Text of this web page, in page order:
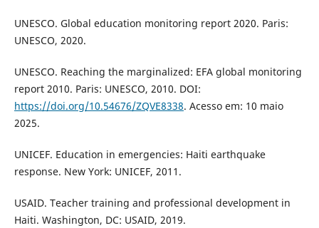
UNESCO. Global education monitoring report 2020. Paris:
UNESCO, 2020.
UNESCO. Reaching the marginalized: EFA global monitoring
report 2010. Paris: UNESCO, 2010. DOI:
https://doi.org/10.54676/ZQVE8338. Acesso em: 10 maio
2025.
UNICEF. Education in emergencies: Haiti earthquake
response. New York: UNICEF, 2011.
USAID. Teacher training and professional development in
Haiti. Washington, DC: USAID, 2019.